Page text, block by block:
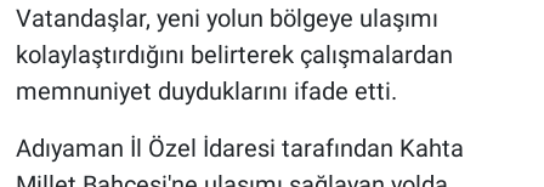
Vatandaşlar, yeni yolun bölgeye ulaşımı
kolaylaştırdığını belirterek çalışmalardan
memnuniyet duyduklarını ifade etti.
Adıyaman İl Özel İdaresi tarafından Kahta
BİLİM VE TEKNOLOJİ
Şambayat Haber